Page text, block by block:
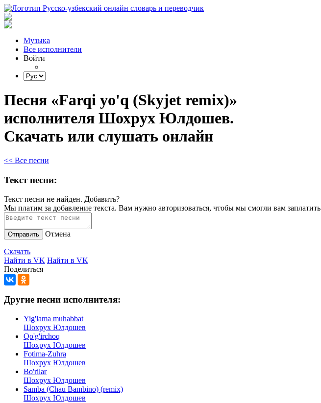
Музыка
Все исполнители
Войти
Песня «Farqi yo'q (Skyjet remix)»
исполнителя Шохрух Юлдошев.
Скачать или слушать онлайн
<< Все песни
Текст песни:
Текст песни не найден. Добавить?
Мы платим за добавление текста. Вам нужно авторизоваться, чтобы мы смогли вам заплатить
Отправить Отмена
Скачать
Найти в VK Найти в VK
Поделиться
Другие песни исполнителя:
Yig'lama muhabbat
Шохрух Юлдошев
Qo'g'irchoq
Шохрух Юлдошев
Fotima-Zuhra
Шохрух Юлдошев
Bo'rilar
Шохрух Юлдошев
Samba (Chau Bambino) (remix)
Шохрух Юлдошев